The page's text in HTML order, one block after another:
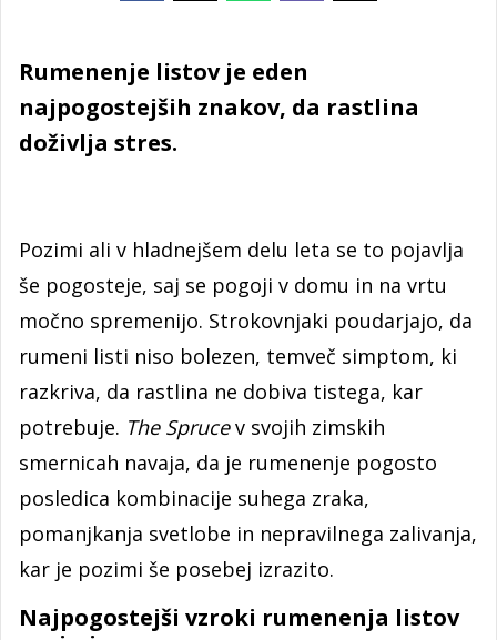
Rumenenje listov je eden
najpogostejših znakov, da rastlina
doživlja stres.
Pozimi ali v hladnejšem delu leta se to pojavlja
še pogosteje, saj se pogoji v domu in na vrtu
močno spremenijo. Strokovnjaki poudarjajo, da
rumeni listi niso bolezen, temveč simptom, ki
razkriva, da rastlina ne dobiva tistega, kar
potrebuje. The Sprucev svojih zimskih
smernicah navaja, da je rumenenje pogosto
posledica kombinacije suhega zraka,
pomanjkanja svetlobe in nepravilnega zalivanja,
kar je pozimi še posebej izrazito.
Najpogostejši vzroki rumenenja listov